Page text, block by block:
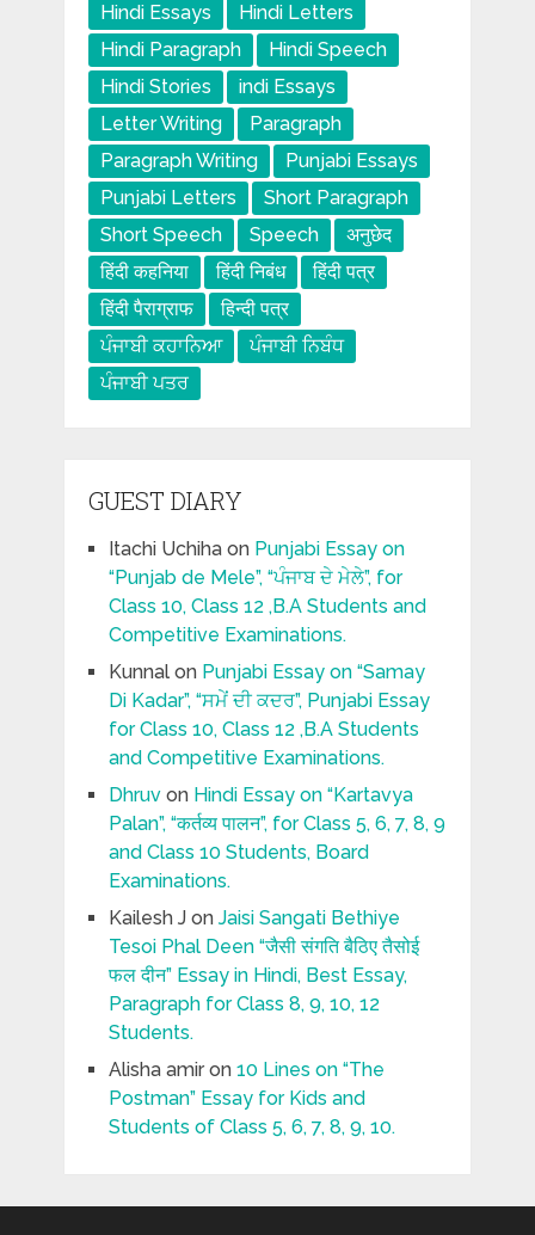
Hindi Essays
Hindi Letters
Hindi Paragraph
Hindi Speech
Hindi Stories
indi Essays
Letter Writing
Paragraph
Paragraph Writing
Punjabi Essays
Punjabi Letters
Short Paragraph
Short Speech
Speech
अनुछेद
हिंदी कहनिया
हिंदी निबंध
हिंदी पत्र
हिंदी पैराग्राफ
हिन्दी पत्र
ਪੰਜਾਬੀ ਕਹਾਨਿਆ
ਪੰਜਾਬੀ ਨਿਬੰਧ
ਪੰਜਾਬੀ ਪਤਰ
GUEST DIARY
Itachi Uchihaon Punjabi Essay on
“Punjab de Mele”, “ਪੰਜਾਬ ਦੇ ਮੇਲੇ”, for
Class 10, Class 12 ,B.A Students and
Competitive Examinations.
Kunnalon Punjabi Essay on “Samay
Di Kadar”, “ਸਮੇਂ ਦੀ ਕਦਰ”, Punjabi Essay
for Class 10, Class 12 ,B.A Students
and Competitive Examinations.
Dhruvon Hindi Essay on “Kartavya
Palan”, “कर्तव्य पालन”, for Class 5, 6, 7, 8, 9
and Class 10 Students, Board
Examinations.
Kailesh Jon Jaisi Sangati Bethiye
Tesoi Phal Deen “जैसी संगति बैठिए तैसोई
फल दीन” Essay in Hindi, Best Essay,
Paragraph for Class 8, 9, 10, 12
Students.
Alisha amiron 10 Lines on “The
Postman” Essay for Kids and
Students of Class 5, 6, 7, 8, 9, 10.